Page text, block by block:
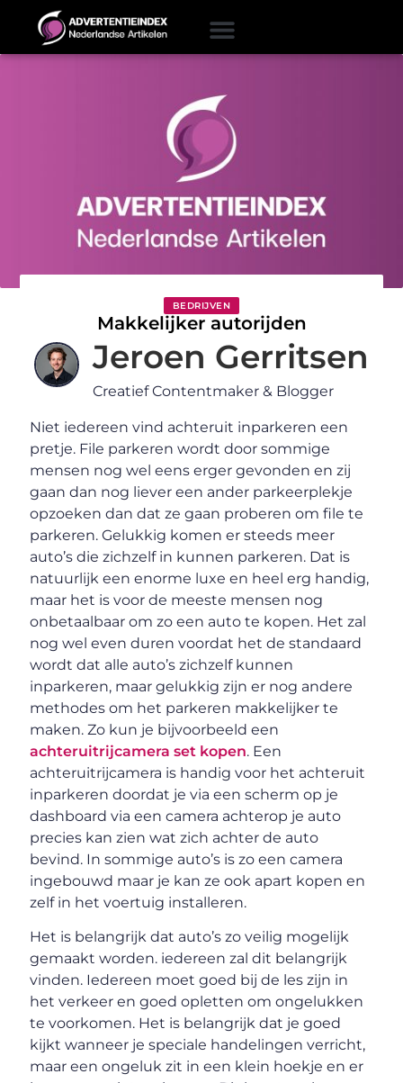
BEDRIJVEN
Makkelijker autorijden
Jeroen Gerritsen
Creatief Contentmaker & Blogger
Niet iedereen vind achteruit inparkeren een
pretje. File parkeren wordt door sommige
mensen nog wel eens erger gevonden en zij
gaan dan nog liever een ander parkeerplekje
opzoeken dan dat ze gaan proberen om file te
parkeren. Gelukkig komen er steeds meer
auto’s die zichzelf in kunnen parkeren. Dat is
natuurlijk een enorme luxe en heel erg handig,
maar het is voor de meeste mensen nog
onbetaalbaar om zo een auto te kopen. Het zal
nog wel even duren voordat het de standaard
wordt dat alle auto’s zichzelf kunnen
inparkeren, maar gelukkig zijn er nog andere
methodes om het parkeren makkelijker te
maken. Zo kun je bijvoorbeeld een
achteruitrijcamera set kopen. Een
achteruitrijcamera is handig voor het achteruit
inparkeren doordat je via een scherm op je
dashboard via een camera achterop je auto
precies kan zien wat zich achter de auto
bevind. In sommige auto’s is zo een camera
ingebouwd maar je kan ze ook apart kopen en
zelf in het voertuig installeren.
Het is belangrijk dat auto’s zo veilig mogelijk
gemaakt worden. iedereen zal dit belangrijk
vinden. Iedereen moet goed bij de les zijn in
het verkeer en goed opletten om ongelukken
te voorkomen. Het is belangrijk dat je goed
kijkt wanneer je speciale handelingen verricht,
maar een ongeluk zit in een klein hoekje en er